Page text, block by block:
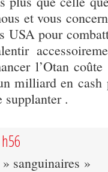
et vous
USA pour
l’Otan
milliard en cash
supplanter .
sanguinaires »